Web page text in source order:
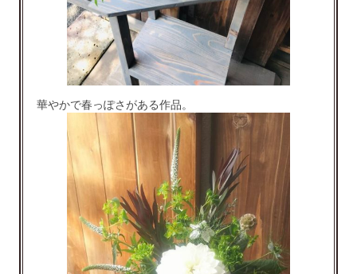
華やかで春っぽさがある作品。